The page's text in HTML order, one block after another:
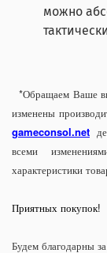
можно
*Обращаем Ваше
изменены
gameconsol.net
всеми
характеристики
Приятных покупок!
Будем благодарны